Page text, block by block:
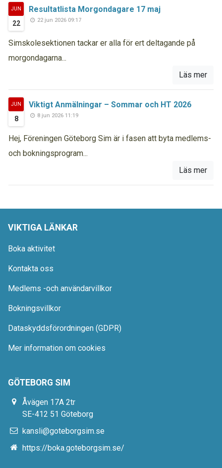
JUN
22
Resultatlista Morgondagare 17 maj
22 jun 2026 09:17
Simskolesektionen tackar er alla för ert deltagande på
morgondagarna...
Läs mer
JUN
8
Viktigt Anmälningar – Sommar och HT 2026
8 jun 2026 11:19
Hej, Föreningen Göteborg Sim är i fasen att byta medlems-
och bokningsprogram...
Läs mer
VIKTIGA LÄNKAR
Boka aktivitet
Kontakta oss
Medlems -och användarvillkor
Bokningsvillkor
Dataskyddsförordningen (GDPR)
Mer information om cookies
GÖTEBORG SIM
Åvägen 17A 2tr
SE-412 51 Göteborg
kansli@goteborgsim.se
https://boka.goteborgsim.se/